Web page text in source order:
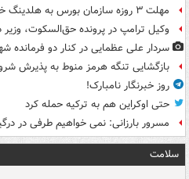
مهلت ۳ روزه سازمان بورس به هلدینگ خلیج فارس
وکیل ترامپ در پرونده حق‌السکوت،
سردار علی عظمایی در کنار دو فرمانده
بازگشایی تنگه هرمز منوط به پذیرش
روز خبرنگار نامبارک!
حتی اوکراین هم به ترکیه حمله کرد
مسرور بارزانی: نمی خواهیم طرفی در
سلامت